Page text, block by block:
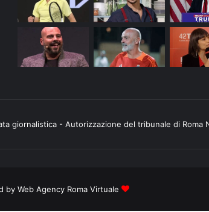
giornalistica - Autorizzazione del tribunale di Roma
by Web Agency Roma Virtuale